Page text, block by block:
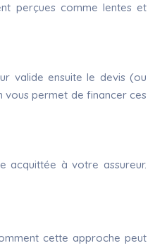
perçues comme lentes et
valide ensuite le devis (ou
vous permet de financer ces
acquittée à votre assureur.
cette approche peut